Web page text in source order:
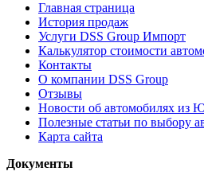
Главная страница
История продаж
Услуги DSS Group Импорт
Калькулятор стоимости
Контакты
О компании DSS Group
Отзывы
Новости об автомобилях из
Полезные статьи по выбору
Карта сайта
Документы